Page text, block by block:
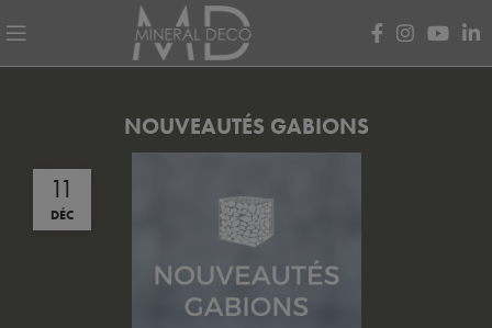
Avant de continuer, contrôlez l'utilisation de vos données
NOUVEAUTÉS GABIONS
11
DÉC